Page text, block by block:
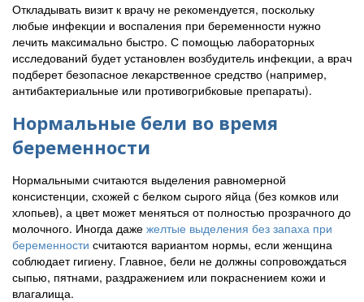
Откладывать визит к врачу не рекомендуется, поскольку
любые инфекции и воспаления при беременности нужно
лечить максимально быстро. С помощью лабораторных
исследований будет установлен возбудитель инфекции, а врач
подберет безопасное лекарственное средство (например,
антибактериальные или противогрибковые препараты).
Нормальные бели во время
беременности
Нормальными считаются выделения равномерной
консистенции, схожей с белком сырого яйца (без комков или
хлопьев), а цвет может меняться от полностью прозрачного до
молочного. Иногда даже желтые выделения без запаха при
беременности считаются вариантом нормы, если женщина
соблюдает гигиену. Главное, бели не должны сопровождаться
сыпью, пятнами, раздражением или покраснением кожи и
влагалища.